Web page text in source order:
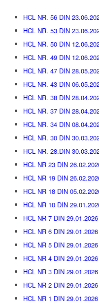
HCL NR. 56 DIN
HCL NR. 53 DIN
HCL NR. 50 DIN
HCL NR. 49 DIN
HCL NR. 47 DIN
HCL NR. 43 DIN
HCL NR. 38 DIN
HCL NR. 37 DIN
HCL NR. 34 DIN
HCL NR. 30 DIN
HCL NR. 28.DIN
HCL NR 23 DIN
HCL NR 19 DIN
HCL NR 18 DIN
HCL NR 10 DIN
HCL NR 7 DIN 29.01.2026
HCL NR 6 DIN 29.01.2026
HCL NR 5 DIN 29.01.2026
HCL NR 4 DIN 29.01.2026
HCL NR 3 DIN 29.01.2026
HCL NR 2 DIN 29.01.2026
HCL NR 1 DIN 29.01.2026